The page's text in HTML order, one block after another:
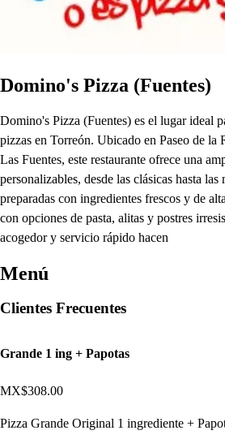
Domino's Pizza (Fuentes)
Domino's Pizza (Fuentes) es el lugar ideal
pizzas en Torreón. Ubicado en Paseo de la
Las Fuentes, este restaurante ofrece una
personalizables, desde las clásicas hasta
preparadas con ingredientes frescos y de
con opciones de pasta, alitas y postres
acogedor y servicio rápido hacen
Menú
Clientes Frecuentes
Grande 1 ing + Papotas
MX$308.00
Pizza Grande Original 1 ingrediente +